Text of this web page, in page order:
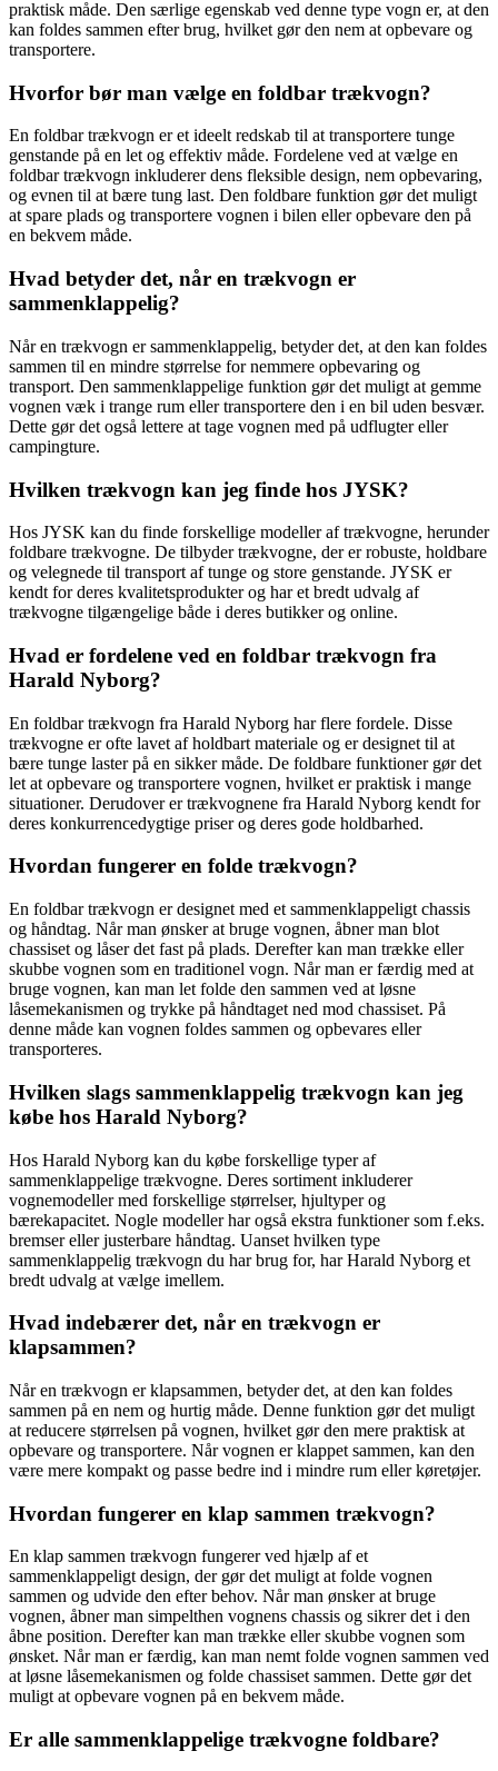
praktisk måde. Den særlige egenskab ved denne type vogn er, at den
kan foldes sammen efter brug, hvilket gør den nem at opbevare og
transportere.
Hvorfor bør man vælge en foldbar trækvogn?
En foldbar trækvogn er et ideelt redskab til at transportere tunge
genstande på en let og effektiv måde. Fordelene ved at vælge en
foldbar trækvogn inkluderer dens fleksible design, nem opbevaring,
og evnen til at bære tung last. Den foldbare funktion gør det muligt
at spare plads og transportere vognen i bilen eller opbevare den på
en bekvem måde.
Hvad betyder det, når en trækvogn er
sammenklappelig?
Når en trækvogn er sammenklappelig, betyder det, at den kan foldes
sammen til en mindre størrelse for nemmere opbevaring og
transport. Den sammenklappelige funktion gør det muligt at gemme
vognen væk i trange rum eller transportere den i en bil uden besvær.
Dette gør det også lettere at tage vognen med på udflugter eller
campingture.
Hvilken trækvogn kan jeg finde hos JYSK?
Hos JYSK kan du finde forskellige modeller af trækvogne, herunder
foldbare trækvogne. De tilbyder trækvogne, der er robuste, holdbare
og velegnede til transport af tunge og store genstande. JYSK er
kendt for deres kvalitetsprodukter og har et bredt udvalg af
trækvogne tilgængelige både i deres butikker og online.
Hvad er fordelene ved en foldbar trækvogn fra
Harald Nyborg?
En foldbar trækvogn fra Harald Nyborg har flere fordele. Disse
trækvogne er ofte lavet af holdbart materiale og er designet til at
bære tunge laster på en sikker måde. De foldbare funktioner gør det
let at opbevare og transportere vognen, hvilket er praktisk i mange
situationer. Derudover er trækvognene fra Harald Nyborg kendt for
deres konkurrencedygtige priser og deres gode holdbarhed.
Hvordan fungerer en folde trækvogn?
En foldbar trækvogn er designet med et sammenklappeligt chassis
og håndtag. Når man ønsker at bruge vognen, åbner man blot
chassiset og låser det fast på plads. Derefter kan man trække eller
skubbe vognen som en traditionel vogn. Når man er færdig med at
bruge vognen, kan man let folde den sammen ved at løsne
låsemekanismen og trykke på håndtaget ned mod chassiset. På
denne måde kan vognen foldes sammen og opbevares eller
transporteres.
Hvilken slags sammenklappelig trækvogn kan jeg
købe hos Harald Nyborg?
Hos Harald Nyborg kan du købe forskellige typer af
sammenklappelige trækvogne. Deres sortiment inkluderer
vognemodeller med forskellige størrelser, hjultyper og
bærekapacitet. Nogle modeller har også ekstra funktioner som f.eks.
bremser eller justerbare håndtag. Uanset hvilken type
sammenklappelig trækvogn du har brug for, har Harald Nyborg et
bredt udvalg at vælge imellem.
Hvad indebærer det, når en trækvogn er
klapsammen?
Når en trækvogn er klapsammen, betyder det, at den kan foldes
sammen på en nem og hurtig måde. Denne funktion gør det muligt
at reducere størrelsen på vognen, hvilket gør den mere praktisk at
opbevare og transportere. Når vognen er klappet sammen, kan den
være mere kompakt og passe bedre ind i mindre rum eller køretøjer.
Hvordan fungerer en klap sammen trækvogn?
En klap sammen trækvogn fungerer ved hjælp af et
sammenklappeligt design, der gør det muligt at folde vognen
sammen og udvide den efter behov. Når man ønsker at bruge
vognen, åbner man simpelthen vognens chassis og sikrer det i den
åbne position. Derefter kan man trække eller skubbe vognen som
ønsket. Når man er færdig, kan man nemt folde vognen sammen ved
at løsne låsemekanismen og folde chassiset sammen. Dette gør det
muligt at opbevare vognen på en bekvem måde.
Er alle sammenklappelige trækvogne foldbare?